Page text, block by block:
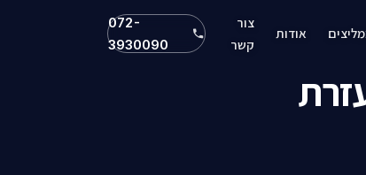
אודות
צור
קשר
072-
3930090